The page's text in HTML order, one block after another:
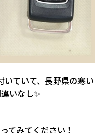
ていて、長野県の寒い
いなし✨
てみてください！